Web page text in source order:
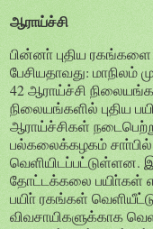
ஆராய்ச்சி
பின்னா் புதிய
பேசியதாவது:
42 ஆராய்ச்சி
நிலையங்களில் புதிய
ஆராய்ச்சிகள்
பல்கலைக்கழகம்
தோட்டக்கலை பயிா்கள்
பயிா் ரகங்கள்
விவசாயிகளுக்காக